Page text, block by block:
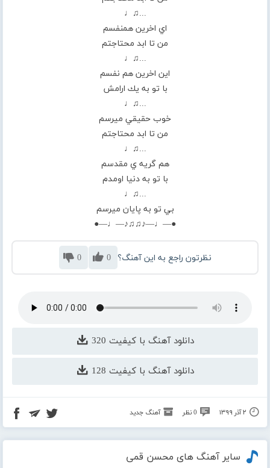
...♫♩
اي اخرين همنفسم
من تا ابد محتاجتم
...♫♩
اين اخرين هم نفسم
با تو به يك ارامش
...♫♩
خوب حقيقي ميرسم
من تا ابد محتاجتم
...♫♩
هم گريه ي مقدسم
با تو به دنيا اومدم
...♫♩
بي تو به پايان ميرسم
●—♩—♪♫♫♪—♩—●
نظرتون راجع به این آهنگ؟ 0
0
دانلود آهنگ با کیفیت 320
دانلود آهنگ با کیفیت 128
۲ آذر ۱۳۹۹ 0 نظر آهنگ جدید
سایر آهنگ های محسن قمی